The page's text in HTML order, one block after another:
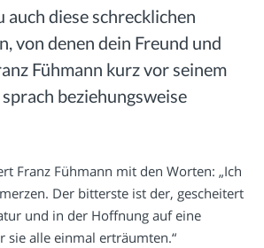
auch diese schrecklichen
von denen dein Freund und
Fühmann kurz vor seinem
beziehungsweise
Franz Fühmann mit den Worten: „Ich
Der bitterste ist der, gescheitert
und in der Hoffnung auf eine
sie alle einmal erträumten.“